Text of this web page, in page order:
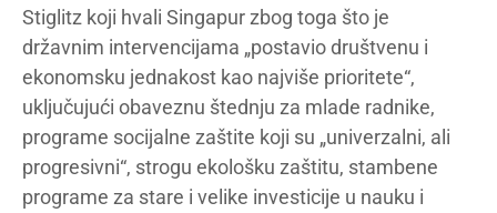
Stiglitz koji hvali Singapur zbog toga što je
državnim intervencijama „postavio društvenu i
ekonomsku jednakost kao najviše prioritete“,
uključujući obaveznu štednju za mlade radnike,
programe socijalne zaštite koji su „univerzalni, ali
progresivni“, strogu ekološku zaštitu, stambene
programe za stare i velike investicije u nauku i